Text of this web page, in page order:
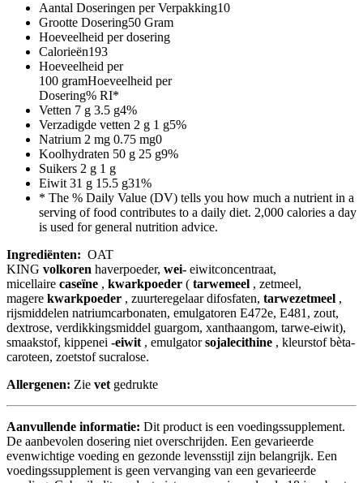
Aantal Doseringen per Verpakking10
Grootte Dosering50 Gram
Hoeveelheid per dosering
Calorieën193
Hoeveelheid per
100 gramHoeveelheid per
Dosering% RI*
Vetten 7 g 3.5 g4%
Verzadigde vetten 2 g 1 g5%
Natrium 2 mg 0.75 mg0
Koolhydraten 50 g 25 g9%
Suikers 2 g 1 g
Eiwit 31 g 15.5 g31%
* The % Daily Value (DV) tells you how much a nutrient in a
serving of food contributes to a daily diet. 2,000 calories a day
is used for general nutrition advice.
Ingrediënten: OAT
KING volkoren haverpoeder, wei- eiwitconcentraat,
micellaire caseïne , kwarkpoeder ( tarwemeel , zetmeel,
magere kwarkpoeder , zuurteregelaar difosfaten, tarwezetmeel ,
rijsmiddelen natriumcarbonaten, emulgatoren E472e, E481, zout,
dextrose, verdikkingsmiddel guargom, xanthaangom, tarwe-eiwit),
smaakstof, kippenei -eiwit , emulgatorsojalecithine , kleurstof bèta-
caroteen, zoetstof sucralose.
Allergenen: Zie vet gedrukte
Aanvullende informatie: Dit product is een voedingssupplement.
De aanbevolen dosering niet overschrijden. Een gevarieerde
evenwichtige voeding en gezonde levensstijl zijn belangrijk. Een
voedingssupplement is geen vervanging van een gevarieerde